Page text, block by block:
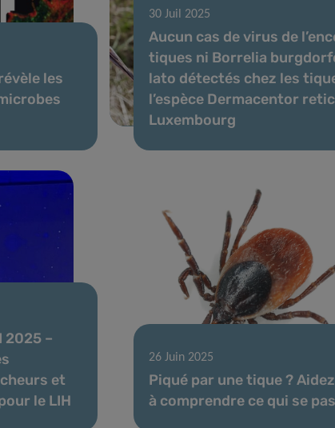
les
30 Juil 2025
Aucun cas de virus de
tiques ni Borrelia
lato détectés chez les
l’espèce Dermacentor
Luxembourg
2025 –
et
le LIH
26 Juin 2025
Piqué par une tique ?
à comprendre ce qui se